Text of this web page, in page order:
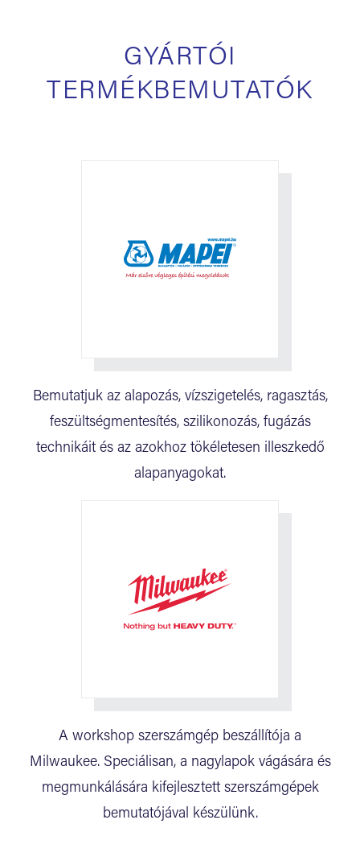
GYÁRTÓI
TERMÉKBEMUTATÓK
Bemutatjuk az alapozás, vízszigetelés, ragasztás,
feszültségmentesítés, szilikonozás, fugázás
technikáit és az azokhoz tökéletesen illeszkedő
alapanyagokat.
A workshop szerszámgép beszállítója a
Milwaukee. Speciálisan, a nagylapok vágására és
megmunkálására kifejlesztett szerszámgépek
bemutatójával készülünk.